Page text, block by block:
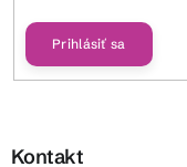
Prihlásiť sa
Kontakt